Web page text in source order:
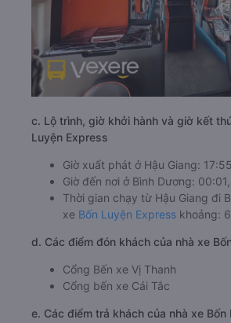
c. Lộ trình, giờ khởi hành và giờ kết
Luyện Express
Giờ xuất phát ở Hậu Giang:
Giờ đến nơi ở Bình Dương:
Thời gian chạy từ Hậu Giang đi
xe Bốn Luyện Express khoảng:
d. Các điểm đón khách của nhà xe
Cổng Bến xe Vị Thanh
Cổng bến xe Cái Tắc
e. Các điểm trả khách của nhà xe Bốn